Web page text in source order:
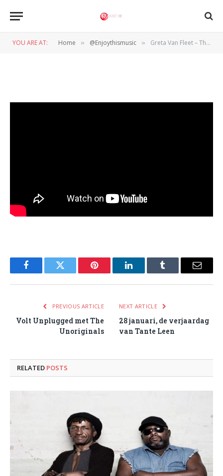
YOU ARE AT: Home » @Enjoythismusic » Greta Van Fleet – The Indigo Streak (Live From RCA Studio A)
Streak (Live From RCA Studio
FacebookTwitter Pinterest LinkedInTumblr Email
PREVIOUS ARTICLE
Volt Unplugged met The
Unoriginals
NEXT ARTICLE
28 januari, de verjaardag
van Tante Leen
RELATED POSTS